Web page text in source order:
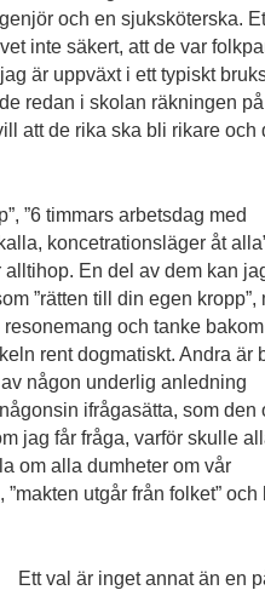
och en sjuksköterska.
inte säkert, att de var
är uppväxt i ett typiskt
redan i skolan räkningen
att de rika ska bli rikare
”6 timmars arbetsdag med
koncetrationsläger åt
En del av dem kan jag
”rätten till din egen kropp”,
och tanke
rent dogmatiskt. Andra är
någon underlig anledning
ifrågasätta, som den
jag får fråga, varför skulle
om alla dumheter om vår
utgår från folket” och
Ett val är inget annat än en